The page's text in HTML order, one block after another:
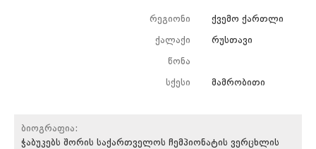
რეგიონი ქვემო ქართლი
ქალაქი რუსთავი
წონა
სქესი მამრობითი
ბიოგრაფია:
ჭაბუკებს შორის საქართველოს ჩემპიონატის ვერცხლის